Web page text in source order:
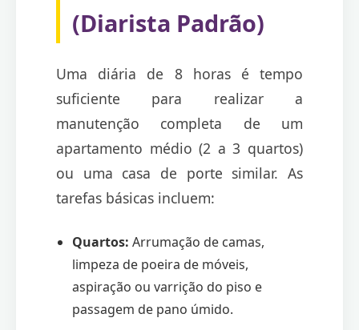
(Diarista Padrão)
Uma diária de 8 horas é tempo
suficiente para realizar a
manutenção completa de um
apartamento médio (2 a 3 quartos)
ou uma casa de porte similar. As
tarefas básicas incluem:
Quartos: Arrumação de camas,
limpeza de poeira de móveis,
aspiração ou varrição do piso e
passagem de pano úmido.